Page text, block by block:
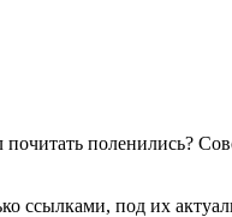
поленились?
ссылками, под их